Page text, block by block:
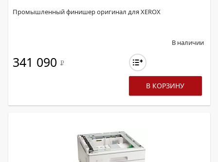
Промышленный финишер оригинал для XEROX
В наличии
341 090 Р
В КОРЗИНУ